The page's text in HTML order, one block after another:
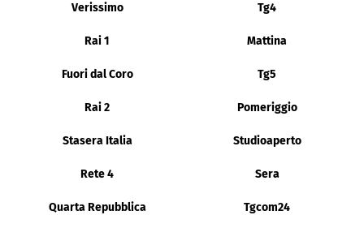
Verissimo Tg4
Rai 1 Mattina
Fuori dal Coro Tg5
Rai 2 Pomeriggio
Stasera Italia Studioaperto
Rete 4 Sera
Quarta Repubblica Tgcom24